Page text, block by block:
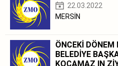
22.03.2022
MERSİN
ÖNCEKİ DÖNEM
BELEDİYE
KOCAMAZ IN